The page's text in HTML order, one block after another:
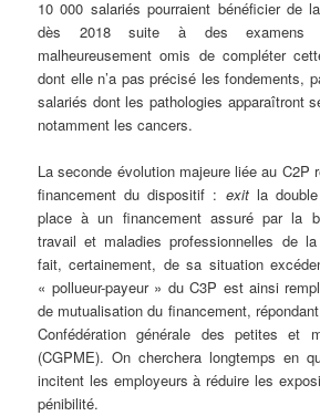
10 000 salariés pourraient bénéficier de
dès 2018 suite à des examens
malheureusement omis de compléter
dont elle n’a pas précisé les fondements,
salariés dont les pathologies apparaîtront
notamment les cancers.
La seconde évolution majeure liée au C2P
financement du dispositif : exitla double
place à un financement assuré par la
travail et maladies professionnelles de
fait, certainement, de sa situation
« pollueur-payeur » du C3P est ainsi
de mutualisation du financement,
Confédération générale des petites et
(CGPME). On cherchera longtemps en
incitent les employeurs à réduire les
pénibilité.